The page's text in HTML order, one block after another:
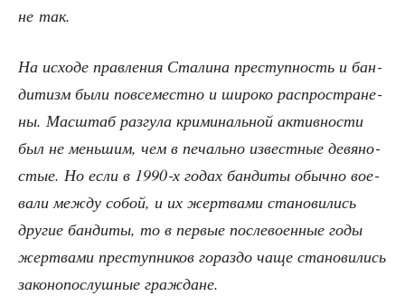
не так.
На исхо­де прав­ле­ния Ста­ли­на пре­ступ­ность и бан­
ди­тизм были повсе­мест­но и широ­ко рас­про­стра­не­
ны. Мас­штаб раз­гу­ла кри­ми­наль­ной актив­но­сти
был не мень­шим, чем в печаль­но извест­ные девя­но­
стые. Но если в 1990‑х годах бан­ди­ты обыч­но вое­
ва­ли меж­ду собой, и их жерт­ва­ми ста­но­ви­лись
дру­гие бан­ди­ты, то в пер­вые после­во­ен­ные годы
жерт­ва­ми пре­ступ­ни­ков гораз­до чаще ста­но­ви­лись
зако­но­по­слуш­ные граждане.